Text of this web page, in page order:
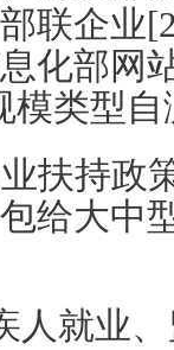
联企业
化部网
模类型
扶持政
给大中
人就业